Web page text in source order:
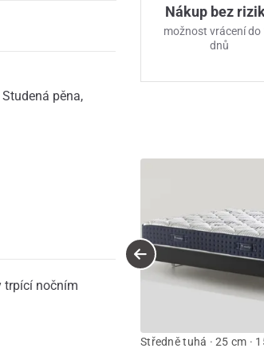
Studená pěna,
trpící nočním
Nákup bez
možnost vrácení do
dnů
Středně tuhá · 25 cm ·